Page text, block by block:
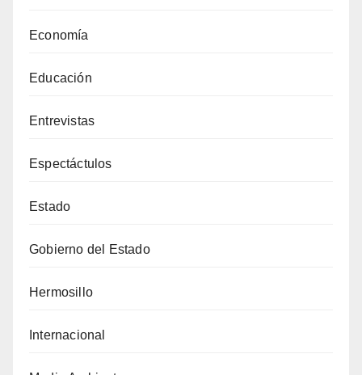
Economía
Educación
Entrevistas
Espectáctulos
Estado
Gobierno del Estado
Hermosillo
Internacional